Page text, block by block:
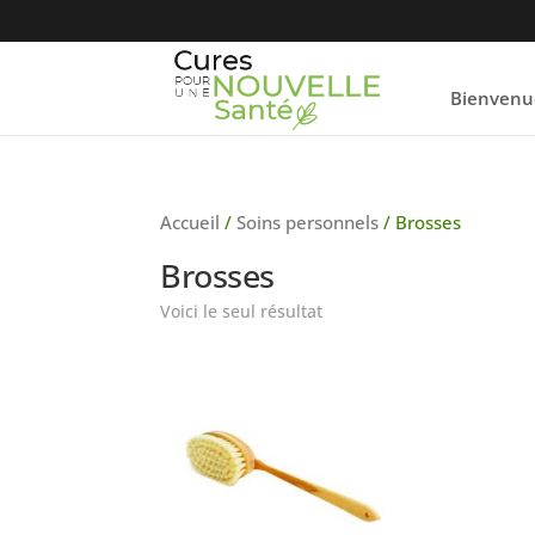
Accueil /Soins personnels / Brosses
Brosses
Voici le seul résultat